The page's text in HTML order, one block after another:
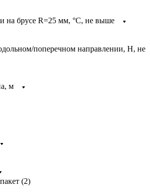
на брусе R=25 мм, °C, не выше
поперечном направлении, H, не
м
(2)